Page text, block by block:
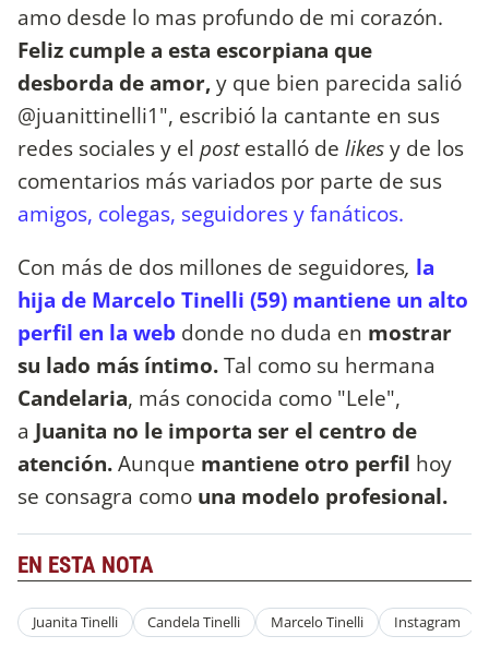
amo desde lo mas profundo de mi corazón.
Feliz cumple a esta escorpiana que
desborda de amor,y que bien parecida salió
@juanittinelli1", escribió la cantante en sus
redes sociales y el postestalló de likesy de los
comentarios más variados por parte de sus
amigos, colegas, seguidores y fanáticos.
Con más de dos millones de seguidores, la
hija de Marcelo Tinelli (59) mantiene un alto
perfil en la web donde no duda en mostrar
su lado más íntimo.Tal como su hermana
Candelaria, más conocida como "Lele",
a Juanita no le importa ser el centro de
atención.Aunque mantiene otro perfil hoy
se consagra como una modelo profesional.
EN ESTA NOTA
Juanita Tinelli Candela Tinelli Marcelo Tinelli Instagram